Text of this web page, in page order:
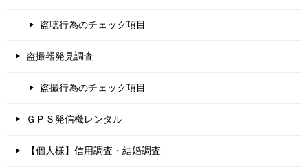
盗聴行為のチェック項目
盗撮器発見調査
盗撮行為のチェック項目
ＧＰＳ発信機レンタル
【個人様】信用調査・結婚調査